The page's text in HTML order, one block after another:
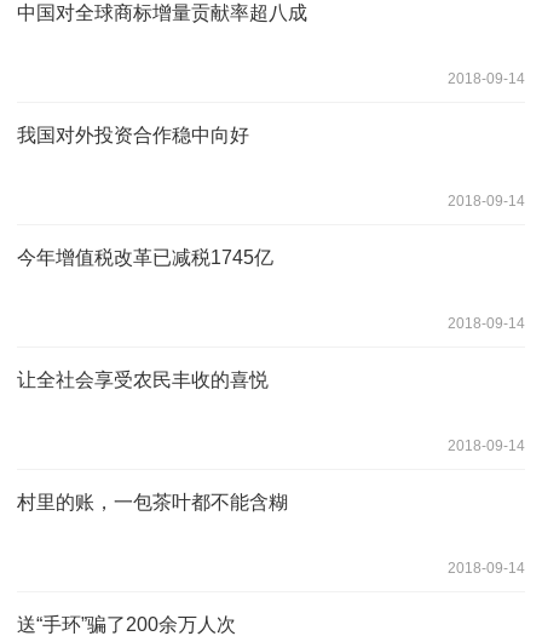
中国对全球商标增量贡献率超八成
2018-09-14
我国对外投资合作稳中向好
2018-09-14
今年增值税改革已减税1745亿
2018-09-14
让全社会享受农民丰收的喜悦
2018-09-14
村里的账，一包茶叶都不能含糊
2018-09-14
送“手环”骗了200余万人次